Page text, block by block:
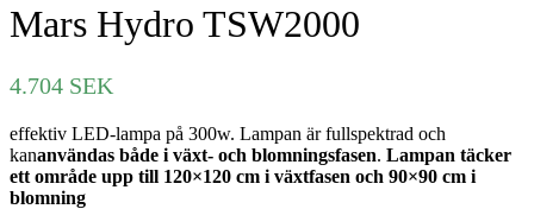
Mars Hydro TSW2000
4.704 SEK
effektiv LED-lampa på 300w. Lampan är fullspektrad och
kananvändas både i växt- och blomningsfasen. Lampan täcker
ett område upp till 120×120 cm i växtfasen och 90×90 cm i
blomning